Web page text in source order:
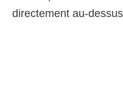
directement au-